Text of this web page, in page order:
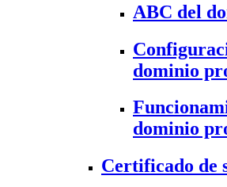
ABC del
dominio
dominio
Certificado de